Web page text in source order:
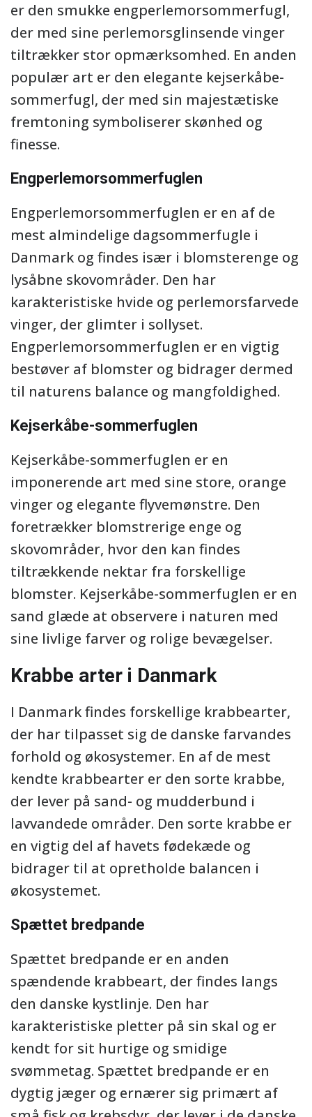
er den smukke engperlemorsommerfugl,
der med sine perlemorsglinsende vinger
tiltrækker stor opmærksomhed. En anden
populær art er den elegante kejserkåbe-
sommerfugl, der med sin majestætiske
fremtoning symboliserer skønhed og
finesse.
Engperlemorsommerfuglen
Engperlemorsommerfuglen er en af de
mest almindelige dagsommerfugle i
Danmark og findes især i blomsterenge og
lysåbne skovområder. Den har
karakteristiske hvide og perlemorsfarvede
vinger, der glimter i sollyset.
Engperlemorsommerfuglen er en vigtig
bestøver af blomster og bidrager dermed
til naturens balance og mangfoldighed.
Kejserkåbe-sommerfuglen
Kejserkåbe-sommerfuglen er en
imponerende art med sine store, orange
vinger og elegante flyvemønstre. Den
foretrækker blomstrerige enge og
skovområder, hvor den kan findes
tiltrækkende nektar fra forskellige
blomster. Kejserkåbe-sommerfuglen er en
sand glæde at observere i naturen med
sine livlige farver og rolige bevægelser.
Krabbe arter i Danmark
I Danmark findes forskellige krabbearter,
der har tilpasset sig de danske farvandes
forhold og økosystemer. En af de mest
kendte krabbearter er den sorte krabbe,
der lever på sand- og mudderbund i
lavvandede områder. Den sorte krabbe er
en vigtig del af havets fødekæde og
bidrager til at opretholde balancen i
økosystemet.
Spættet bredpande
Spættet bredpande er en anden
spændende krabbeart, der findes langs
den danske kystlinje. Den har
karakteristiske pletter på sin skal og er
kendt for sit hurtige og smidige
svømmetag. Spættet bredpande er en
dygtig jæger og ernærer sig primært af